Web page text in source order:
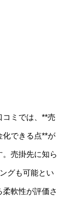
コミでは、**売
化できる点**が
売掛先に知ら
グも可能とい
軟性が評価さ